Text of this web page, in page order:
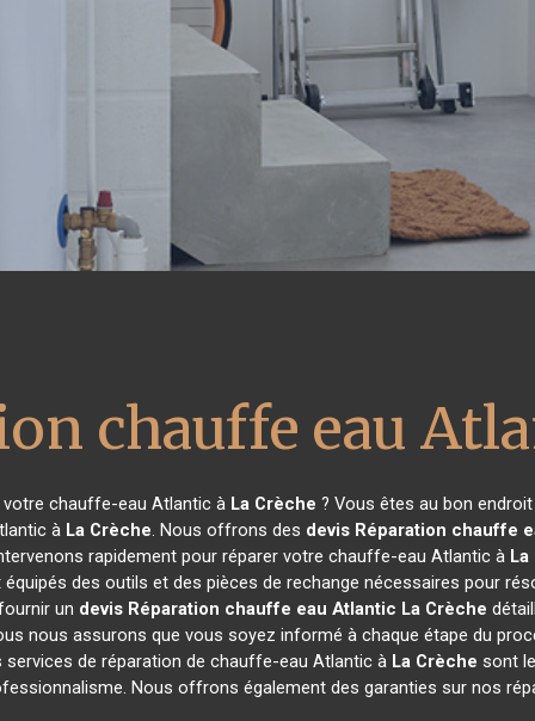
chauffe eau
chauffe-eau Atlantic à La Crèche ? Vous êtes au bon
à La Crèche. Nous offrons des devis Réparation chauffe
rapidement pour réparer votre chauffe-eau Atlantic à
des outils et des pièces de rechange nécessaires pour
un devis Réparation chauffe eau Atlantic La Crèche
nous assurons que vous soyez informé à chaque étape du
de réparation de chauffe-eau Atlantic à La Crèche sont
Nous offrons également des garanties sur nos